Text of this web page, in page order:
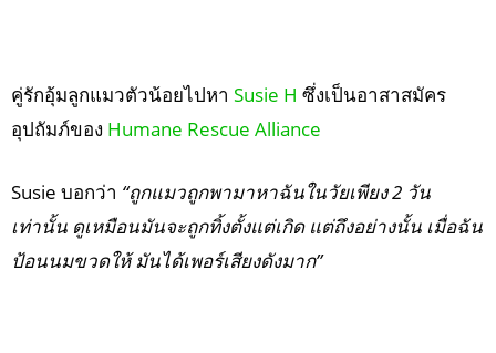
คู่รักอุ้มลูกแมวตัวน้อยไปหา Susie H ซึ่งเป็นอาสาสมัคร
อุปถัมภ์ของ Humane Rescue Alliance
Susie บอกว่า “ถูกแมวถูกพามาหาฉันในวัยเพียง 2 วัน
เท่านั้น ดูเหมือนมันจะถูกทิ้งตั้งแต่เกิด แต่ถึงอย่างนั้น เมื่อฉัน
ป้อนนมขวดให้ มันได้เพอร์เสียงดังมาก”